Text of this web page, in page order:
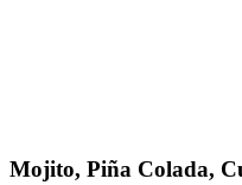
Mojito, Piña Colada,